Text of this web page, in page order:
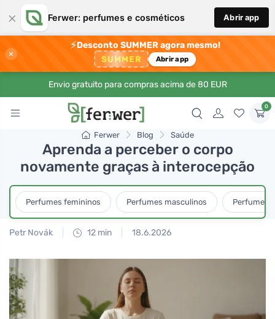
× Ferwer: perfumes e cosméticos Abrir app
×
⚡Desconto SUMMER agora mesmo!
SUMMER Abrir app
Envio gratuito para compras acima de 80 EUR
0
Ferwer Blog Saúde
Aprenda a perceber o corpo
novamente graças à interocepção
Perfumes femininos Perfumes masculinos Perfumes
Petr Novák 12 min 18.6.2026